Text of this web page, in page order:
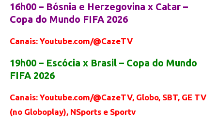
16h00 – Bósnia e Herzegovina x Catar –
Copa do Mundo FIFA 2026
Canais: Youtube.com/@CazeTV
19h00 – Escócia x Brasil – Copa do Mundo
FIFA 2026
Canais: Youtube.com/@CazeTV, Globo, SBT, GE TV
(no Globoplay), NSports e Sportv